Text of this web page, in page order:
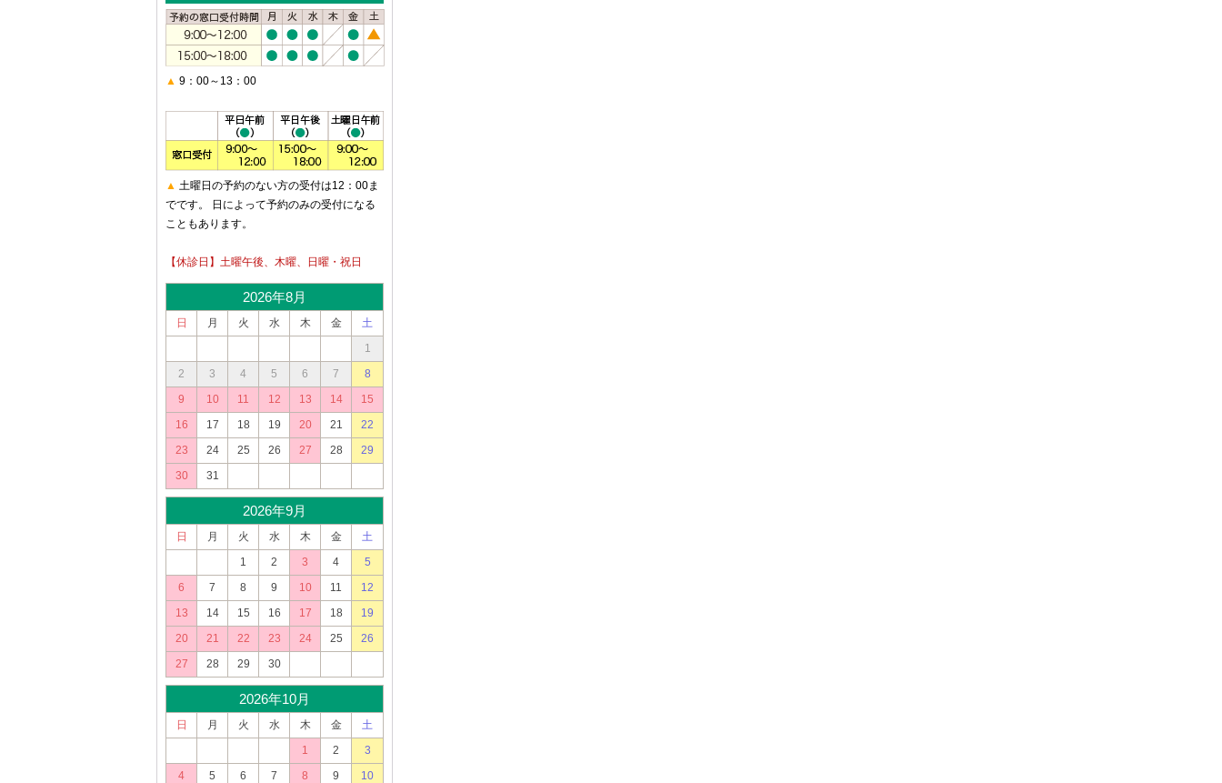
▲ 9：00～13：00
▲ 土曜日の予約のない方の受付は12：00ま
でです。 日によって予約のみの受付になる
こともあります。
【休診日】土曜午後、木曜、日曜・祝日
2026年8月
日 月 火 水 木 金
土
1
2
3 4 5 6 7
8
9
10 11 12 13 14
15
16
17 18 19 20 21
22
23
24 25 26 27 28
29
30
31
2026年9月
日 月 火 水 木 金
土
1
2 3 4
5
6
7 8 9 10 11
12
13
14 15 16 17 18
19
20
21 22 23 24 25
26
27
28 29 30
2026年10月
日 月 火 水 木 金
土
1
2
3
4
5 6 7 8 9
10